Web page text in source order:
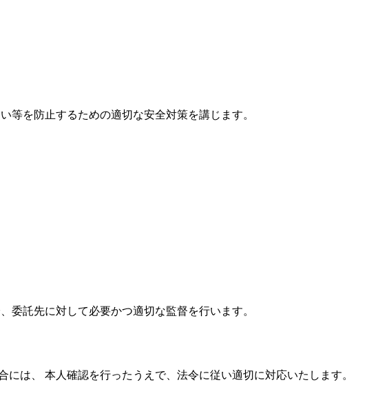
等を防止するための適切な安全対策を講じます。
委託先に対して必要かつ適切な監督を行います。
は、 本人確認を行ったうえで、法令に従い適切に対応いたします。